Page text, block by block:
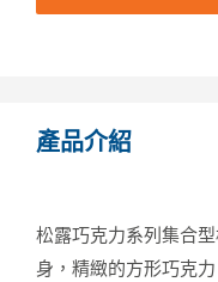
產品介紹
松露巧克力系列集合
身，精緻的方形巧克